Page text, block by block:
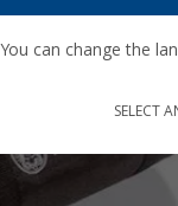
You can change the
SELECT